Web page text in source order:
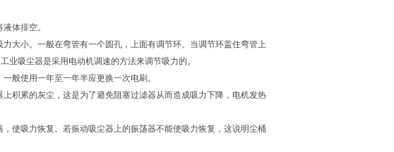
体排空。
大小。一般在弯管有一个圆孔，上面有调节环。当调节环盖住弯管上
业吸尘器是采用电动机调速的方法来调节吸力的。
般使用一年至一年半应更换一次电刷。
积累的灰尘，这是为了避免阻塞过滤器从而造成吸力下降，电机发热
使吸力恢复。若振动吸尘器上的振荡器不能使吸力恢复，这说明尘桶